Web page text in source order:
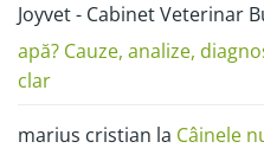
alergie
sau
Joyvet - Cabinet Veterinar
apă? Cauze, analize,
clar
marius cristian la Câinele